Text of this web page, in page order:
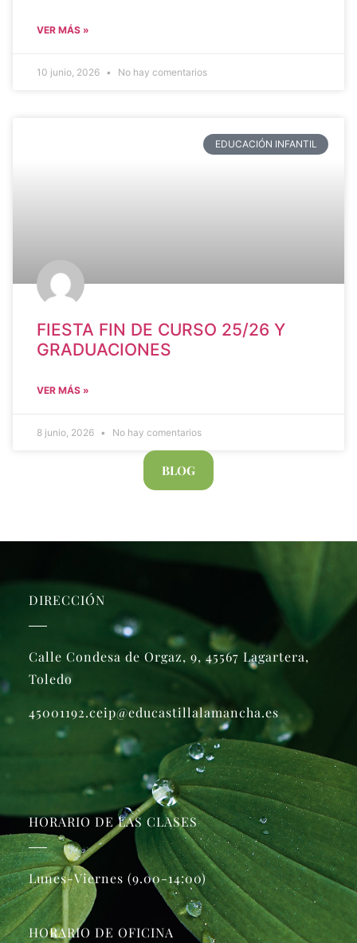
VER MÁS »
10 junio, 2026 No hay comentarios
EDUCACIÓN INFANTIL
FIESTA FIN DE CURSO 25/26 Y
GRADUACIONES
VER MÁS »
8 junio, 2026 No hay comentarios
BLOG
DIRECCIÓN
Calle Condesa de Orgaz, 9, 45567 Lagartera,
Toledo
45001192.ceip@educastillalamancha.es
HORARIO DE LAS CLASES
Lunes-Viernes (9.00-14:00)
HORARIO DE OFICINA